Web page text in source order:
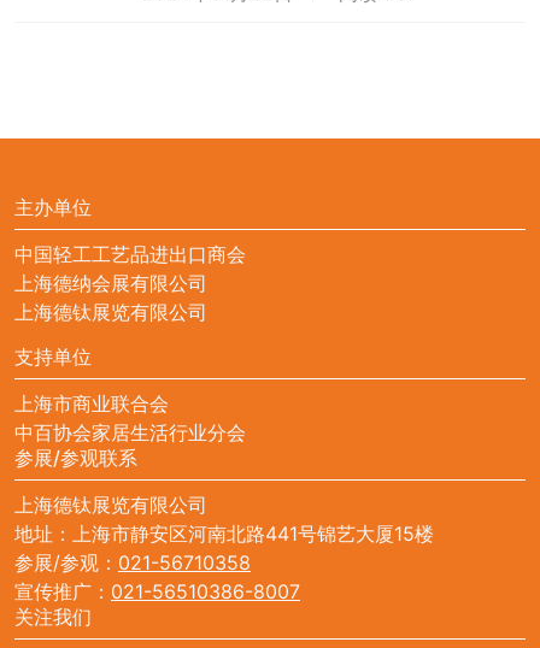
主办单位
中国轻工工艺品进出口商会
上海德纳会展有限公司
上海德钛展览有限公司
支持单位
上海市商业联合会
中百协会家居生活行业分会
参展/参观联系
上海德钛展览有限公司
地址：上海市静安区河南北路441号锦艺大厦15楼
参展/参观： 021-56710358
宣传推广： 021-56510386-8007
关注我们